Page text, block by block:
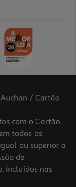
/ Cartão
com o Cartão
todos os
ou superior a
de
incluídos nas